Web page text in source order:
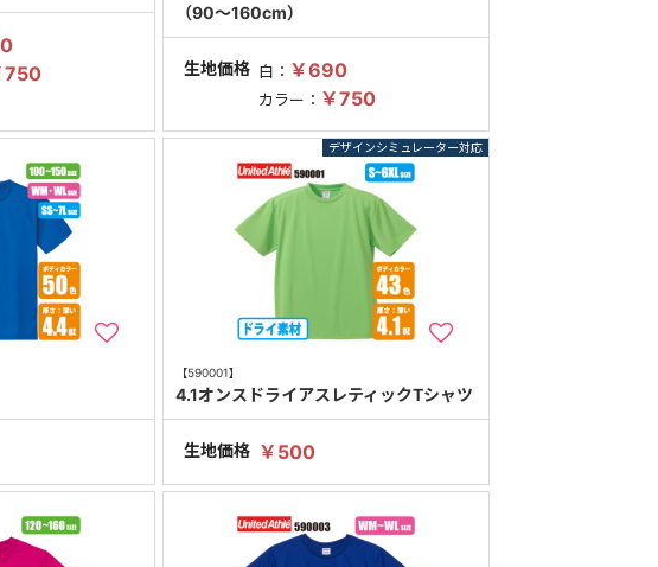
750
（90～160cm）
生地価格 白： ￥690
カラー： ￥750
【590001】
4.1オンスドライアスレティックTシャツ
生地価格 ￥500